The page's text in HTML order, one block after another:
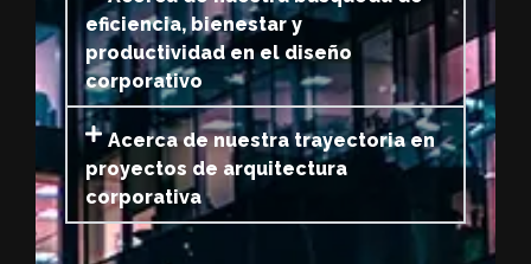
Acerca de nuestra búsqueda de
eficiencia, bienestar y
productividad en el diseño
corporativo
Acerca de nuestra trayectoria en
proyectos de arquitectura
corporativa